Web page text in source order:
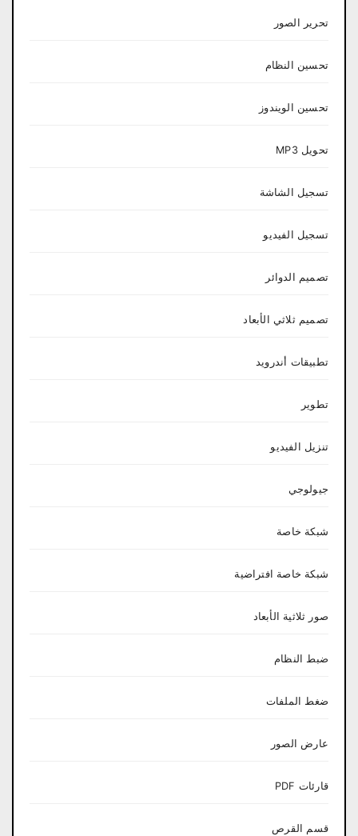
تحرير الصور
تحسين النظام
تحسين الويندوز
تحويل MP3
تسجيل الشاشة
تسجيل الفيديو
تصميم الدوائر
تصميم ثلاثي الأبعاد
تطبيقات أندرويد
تطوير
تنزيل الفيديو
جيولوجي
شبكة خاصة
شبكة خاصة افتراضية
صور ثلاثية الأبعاد
ضبط النظام
ضغط الملفات
عارض الصور
قارئات PDF
قسم القرص